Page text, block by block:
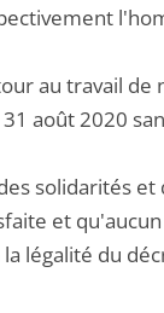
au travail de
août 2020
solidarités et
et
légalité du